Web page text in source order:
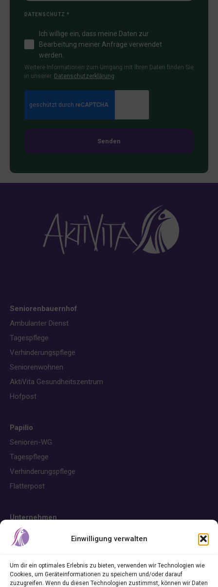
Einwilligung verwalten
Um dir ein optimales Erlebnis zu bieten, verwenden wir Technologien wie
Cookies, um Geräteinformationen zu speichern und/oder darauf
zuzugreifen. Wenn du diesen Technologien zustimmst, können wir Daten
DATENSCHUTZ *
Ich willige ein, dass meine Daten zur
Bearbeitung meiner Anfrage verwendet
werden.
Weitere Informationen zum Umgang mit Ihren Daten finden Sie
in unserer Datenschutzerklärung .
Senden
Seniorenbauernhof
Ambulanter Dienst
Tagespflege
Verhinderungspflege
Seniorenwohnen
AktiVita Gesundheitszentrum
Hofpost
Papilio
Senioren-WG
Tagespflege
Verhinderungspflege
Flatterpost
Unternehmen
Über uns
Karriere